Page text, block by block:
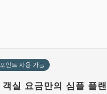
포인트 사용 가능
객실 요금만의 심플 플